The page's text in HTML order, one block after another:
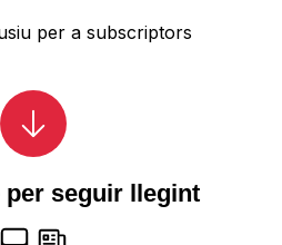
per a subscriptors